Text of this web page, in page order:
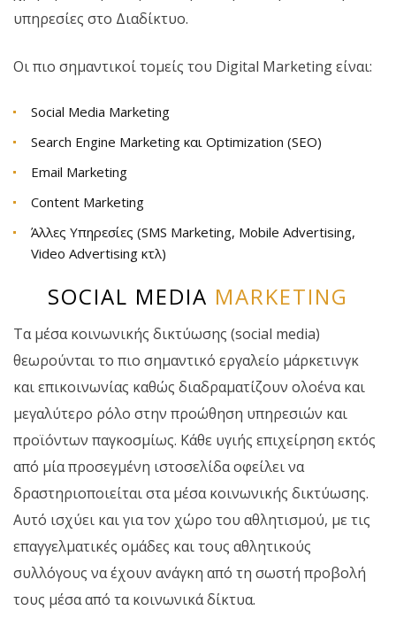
υπηρεσίες στο Διαδίκτυο.
Οι πιο σημαντικοί τομείς του Digital Marketing είναι:
Social Media Marketing
Search Engine Marketing και Optimization (SEO)
Email Marketing
Content Marketing
Άλλες Υπηρεσίες (SMS Marketing, Mobile Advertising,
Video Advertising κτλ)
SOCIAL MEDIA MARKETING
Τα μέσα κοινωνικής δικτύωσης (social media)
θεωρούνται το πιο σημαντικό εργαλείο μάρκετινγκ
και επικοινωνίας καθώς διαδραματίζουν ολοένα και
μεγαλύτερο ρόλο στην προώθηση υπηρεσιών και
προϊόντων παγκοσμίως. Κάθε υγιής επιχείρηση εκτός
από μία προσεγμένη ιστοσελίδα οφείλει να
δραστηριοποιείται στα μέσα κοινωνικής δικτύωσης.
Αυτό ισχύει και για τον χώρο του αθλητισμού, με τις
επαγγελματικές ομάδες και τους αθλητικούς
συλλόγους να έχουν ανάγκη από τη σωστή προβολή
τους μέσα από τα κοινωνικά δίκτυα.